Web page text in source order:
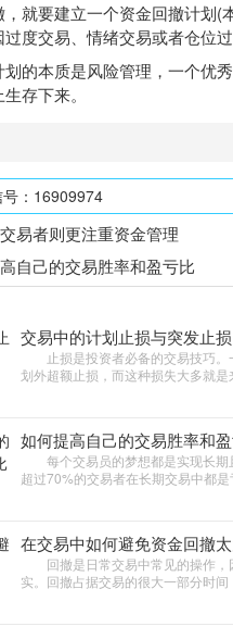
就要建立一个资金回撤计划(
度交易、情绪交易或者仓位过
本质是风险管理，一个优秀
存下来。
：16909974
易者则更注重资金管理
自己的交易胜率和盈亏比
交易中的计划止损与突发止损
止损是投资者必备的交易技巧。
划外超额止损，而这种损失大多
如何提高自己的交易胜率和
每个交易员的梦想都是实现长期
超过70%的交易者在长期交易中都
在交易中如何避免资金回撤
回撤是日常交易中常见的操作，
实。回撤占据交易的很大一部分